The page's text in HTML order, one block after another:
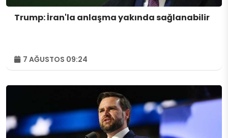
Trump: İran'la anlaşma yakında sağlanabilir
7 AĞUSTOS 09:24